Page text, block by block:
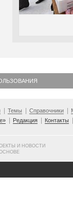
Темы Справочники
Редакция Контакты
И НОВОСТИ